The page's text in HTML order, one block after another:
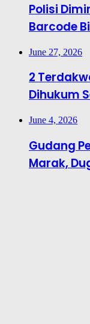
Polisi
Barcode
June 27, 2026
2
Dihukum
June 4, 2026
Gudang
Marak,